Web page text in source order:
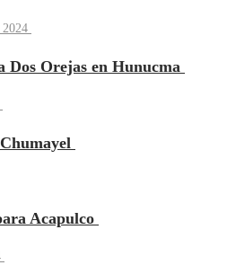
2024
Dos Orejas en Hunucma
Acapulco